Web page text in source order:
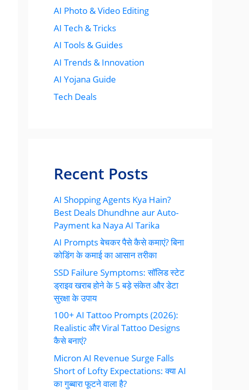
AI Photo & Video Editing
AI Tech & Tricks
AI Tools & Guides
AI Trends & Innovation
AI Yojana Guide
Tech Deals
Recent Posts
AI Shopping Agents Kya Hain?
Best Deals Dhundhne aur Auto-
Payment ka Naya AI Tarika
AI Prompts बेचकर पैसे कैसे कमाएं? बिना
कोडिंग के कमाई का आसान तरीका
SSD Failure Symptoms: सॉलिड स्टेट
ड्राइव खराब होने के 5 बड़े संकेत और डेटा
सुरक्षा के उपाय
100+ AI Tattoo Prompts (2026):
Realistic और Viral Tattoo Designs
कैसे बनाएं?
Micron AI Revenue Surge Falls
Short of Lofty Expectations: क्या AI
का गुब्बारा फूटने वाला है?